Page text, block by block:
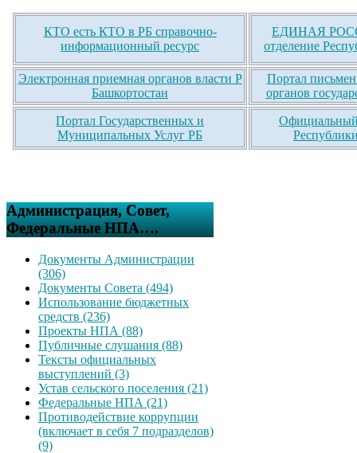
КТО есть КТО в РБ справочно-
информационный ресурс
ЕДИНАЯ
отделение
Электронная приемная органов власти Р
Башкортостан
Портал
органов
Портал Государственных и
Муниципальных Услуг РБ
Официальный
Администрация, Совет,
Федеральные НПА….
Документы Администрации
(306)
Документы Совета (494)
Использование бюджетных
средств (236)
Проекты НПА (88)
Публичные слушания (88)
Тексты официальных
выступлений (3)
Устав сельского поселения (21)
Федеральные НПА (21)
Противодействие коррупции
(включает в себя 7 подразделов)
(9)